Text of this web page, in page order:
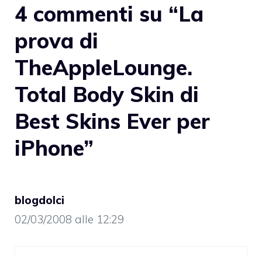
4 commenti su “La
prova di
TheAppleLounge.
Total Body Skin di
Best Skins Ever per
iPhone”
blogdolci
02/03/2008 alle 12:29